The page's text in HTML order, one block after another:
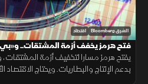
الشرق Bloomberg اقتصاد
فتح هرمز يخفف أزمة المشتقات..
يفتح هرمز مسارا لتخفيف أزمة
بدعم الإنتاج والبطاريات. ويحتاج الاقتصاد